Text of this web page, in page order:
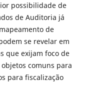
possibilidade de
de Auditoria já
de
se revelar em
que exijam foco de
comuns para
para fiscalização